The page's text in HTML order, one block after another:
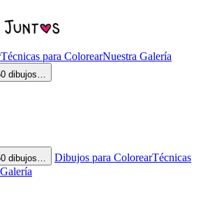
Técnicas para ColorearNuestra Galería
dibujos…
dibujos… Dibujos para ColorearTécnicas